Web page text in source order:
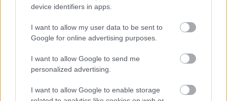
device identifiers in apps.
I want to allow my user data to be sent to
Google for online advertising purposes.
I want to allow Google to send me
personalized advertising.
I want to allow Google to enable storage
Mire a végére értem, potyogtak a könnyeim a